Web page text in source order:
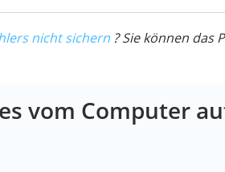
nicht sichern ? Sie können das
vom Computer